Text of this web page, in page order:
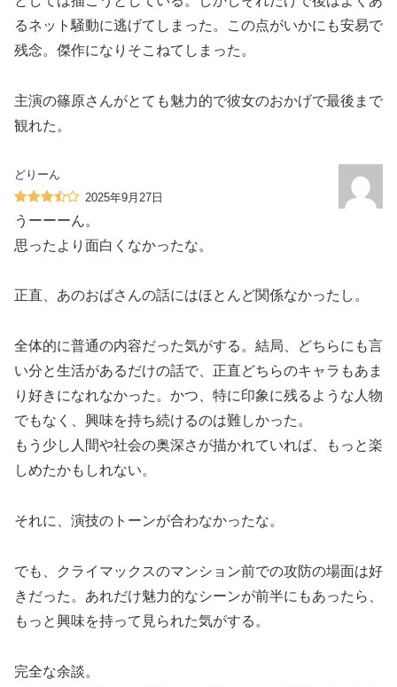
るネット騒動に逃げてしまった。この点がいかにも安易で
残念。傑作になりそこねてしまった。
主演の篠原さんがとても魅力的で彼女のおかげで最後まで
観れた。
どりーん
2025年9月27日
うーーーん。
思ったより面白くなかったな。
正直、あのおばさんの話にはほとんど関係なかったし。
全体的に普通の内容だった気がする。結局、どちらにも言
い分と生活があるだけの話で、正直どちらのキャラもあま
り好きになれなかった。かつ、特に印象に残るような人物
でもなく、興味を持ち続けるのは難しかった。
もう少し人間や社会の奥深さが描かれていれば、もっと楽
しめたかもしれない。
それに、演技のトーンが合わなかったな。
でも、クライマックスのマンション前での攻防の場面は好
きだった。あれだけ魅力的なシーンが前半にもあったら、
もっと興味を持って見られた気がする。
完全な余談。